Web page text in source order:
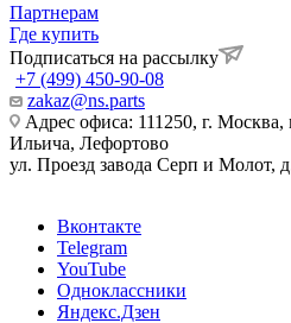
Партнерам
Где купить
Подписаться на рассылку
+7 (499) 450-90-08
zakaz@ns.parts
Адрес офиса: 111250, г.
Ильича, Лефортово
ул. Проезд завода Серп и Молот,
Вконтакте
Telegram
YouTube
Одноклассники
Яндекс.Дзен